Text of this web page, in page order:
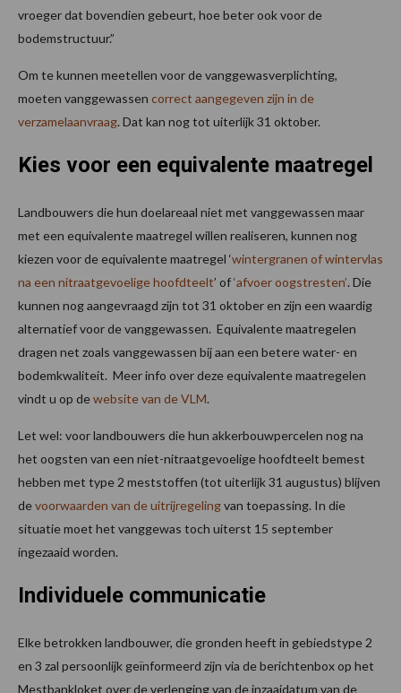
vroeger dat bovendien gebeurt, hoe beter ook voor de
bodemstructuur.” ​
Om te kunnen meetellen voor de vanggewasverplichting,
moeten vanggewassen correct aangegeven zijn in de
verzamelaanvraag. Dat kan nog tot uiterlijk 31 oktober.
Kies voor een equivalente maatregel
Landbouwers die hun doelareaal niet met vanggewassen maar
met een equivalente maatregel willen realiseren, kunnen nog
kiezen voor de equivalente maatregel ‘wintergranen of wintervlas
na een nitraatgevoelige hoofdteelt’ of‘afvoer oogstresten’. Die
kunnen nog aangevraagd zijn tot 31 oktober en zijn een waardig
alternatief voor de vanggewassen. ​ Equivalente maatregelen
dragen net zoals vanggewassen bij aan een betere water- en
bodemkwaliteit. ​ Meer info over deze equivalente maatregelen
vindt u op dewebsite van de VLM. ​
Let wel: voor landbouwers die hun akkerbouwpercelen nog na
het oogsten van een niet-nitraatgevoelige hoofdteelt bemest
hebben met type 2 meststoffen (tot uiterlijk 31 augustus) blijven
devoorwaarden van de uitrijregelingvan toepassing. In die
situatie moet het vanggewas toch uiterst 15 september
ingezaaid worden. ​
Individuele communicatie
Elke betrokken landbouwer, die gronden heeft in gebiedstype 2
en 3 zal persoonlijk geïnformeerd zijn via de berichtenbox op het
Mestbankloket over de verlenging van de inzaaidatum van de